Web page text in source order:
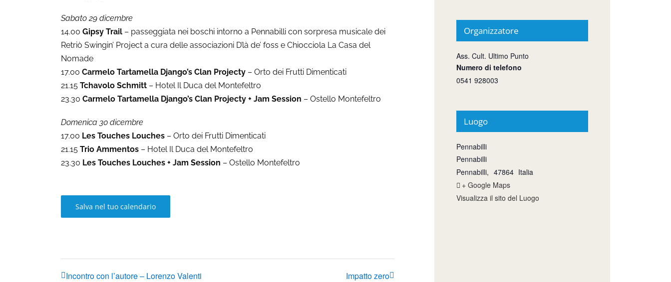
Sabato 29 dicembre
14.00 Gipsy Trail – passeggiata nei boschi intorno a Pennabilli con sorpresa musicale dei
Retriò Swingin’ Project a cura delle associazioni D’là de’ foss e Chiocciola La Casa del
Nomade
17.00 Carmelo Tartamella Django’s Clan Projecty – Orto dei Frutti Dimenticati
21.15 Tchavolo Schmitt – Hotel Il Duca del Montefeltro
23.30 Carmelo Tartamella Django’s Clan Projecty + Jam Session – Ostello Montefeltro
Domenica 30 dicembre
17.00 Les Touches Louches – Orto dei Frutti Dimenticati
21.15 Trio Ammentos – Hotel Il Duca del Montefeltro
23.30 Les Touches Louches + Jam Session – Ostello Montefeltro
Salva nel tuo calendario
Incontro con l’autore – Lorenzo Valenti Impatto zero
Organizzatore
Ass. Cult. Ultimo Punto
Numero di telefono
0541 928003
Luogo
Pennabilli
Pennabilli
Pennabilli, 47864 Italia
+ Google Maps
Visualizza il sito del Luogo